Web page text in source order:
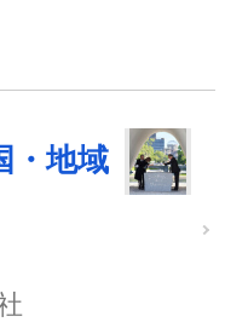
・地域